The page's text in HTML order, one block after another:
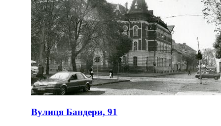
Вулиця Бандери, 91